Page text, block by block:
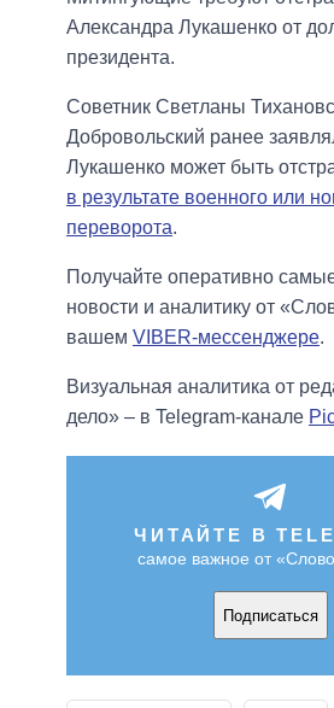
Александра Лукашенко от
президента.
Советник Светланы
Добровольский ранее
Лукашенко может быть
в результате военного или
переворота.
Получайте оперативно
новости и аналитику от
вашем VIBER-мессенджере.
Визуальная аналитика от
дело» – в Telegram-канале
ЧИТАЙТЕ В
самое важное от
Подписаться